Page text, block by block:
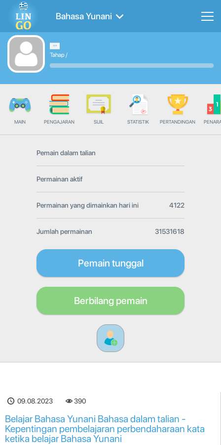
Bahasa Yunani
Tahap/
MAIN PENGAJARAN SIJIL STATISTIK PERTANDINGAN
Pemain dalam talian
Permainan aktif
Permainan yang dimainkan hari ini 4122
Jumlah permainan 31531618
Pemain tunggal
Berbilang pemain
09.08.2023 390
Belajar Bahasa Yunani Bahasa dalam talian -
Kepentingan pembelajaran perbendaharaan kata
ketika belajar Bahasa Yunani